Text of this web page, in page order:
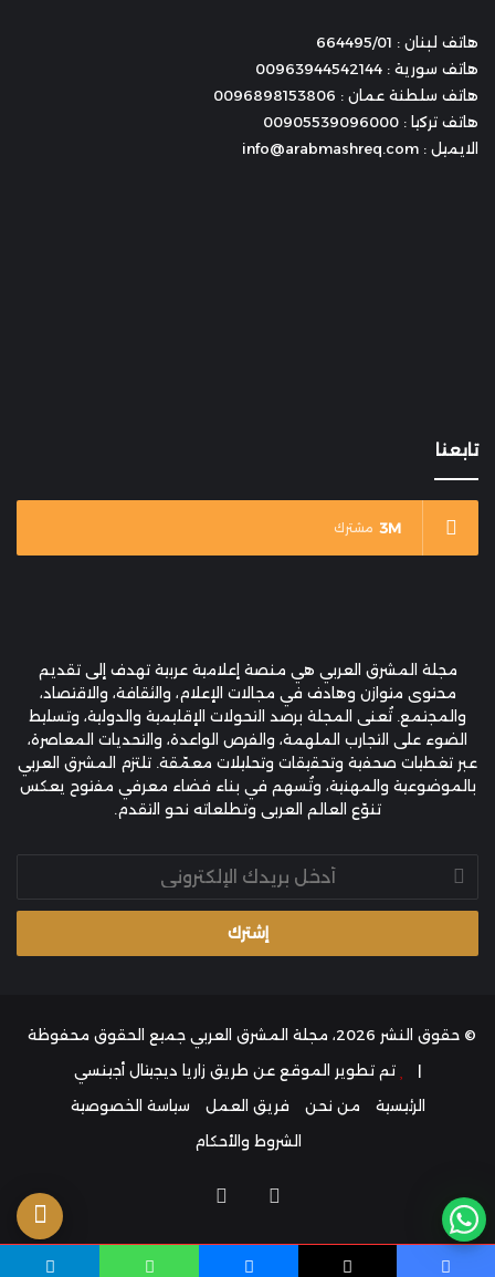
حين يصبح الاختيار عبئًا
هاتف لبنان : 664495/01
هاتف سورية : 00963944542144
هاتف سلطنة عمان : 0096898153806
هاتف تركيا : 00905539096000
الايميل : info@arabmashreq.com
تابعنا
3M مشترك
مجلة المشرق العربي هي منصة إعلامية عربية تهدف إلى تقديم
محتوى متوازن وهادف في مجالات الإعلام، والثقافة، والاقتصاد،
والمجتمع. تُعنى المجلة برصد التحولات الإقليمية والدولية، وتسليط
الضوء على التجارب الملهمة، والفرص الواعدة، والتحديات المعاصرة،
عبر تغطيات صحفية وتحقيقات وتحليلات معمّقة. تلتزم المشرق العربي
بالموضوعية والمهنية، وتُسهم في بناء فضاء معرفي مفتوح يعكس
تنوّع العالم العربي وتطلعاته نحو التقدم.
بريدك
الإلكتروني
© حقوق النشر 2026، مجلة المشرق العربي جميع الحقوق محفوظة
|
تم تطوير الموقع عن طريق زاريا ديجيتال أجينسي
الرئيسية
من نحن فريق العمل
سياسة الخصوصية
الشروط والأحكام
فيسبوك
زر